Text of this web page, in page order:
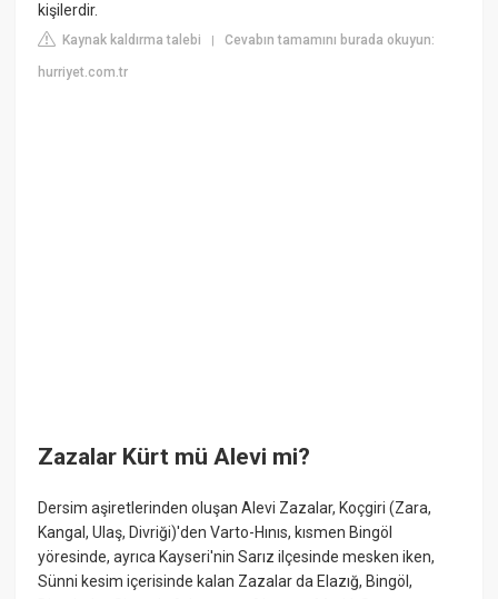
kişilerdir.
Kaynak kaldırma talebi |Cevabın tamamını burada okuyun:
hurriyet.com.tr
Zazalar Kürt mü Alevi mi?
Dersim aşiretlerinden oluşan Alevi Zazalar, Koçgiri (Zara,
Kangal, Ulaş, Divriği)'den Varto-Hınıs, kısmen Bingöl
yöresinde, ayrıca Kayseri'nin Sarız ilçesinde mesken iken,
Sünni kesim içerisinde kalan Zazalar da Elazığ, Bingöl,